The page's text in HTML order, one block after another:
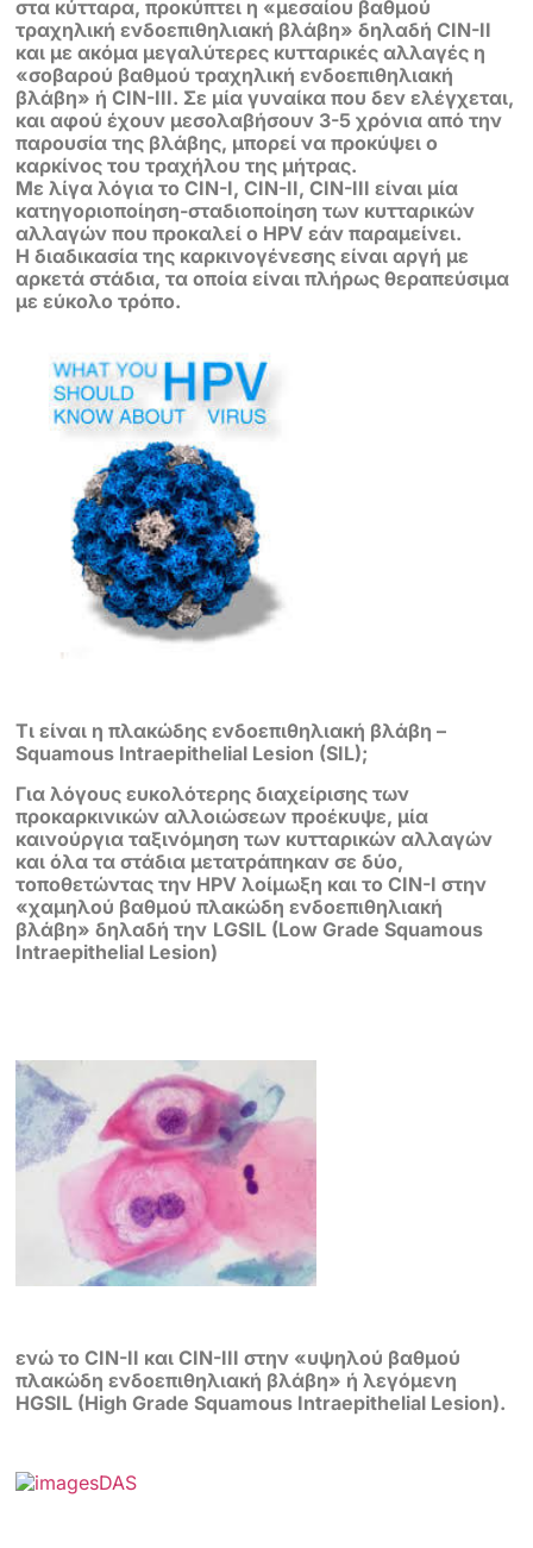
στα κύτταρα, προκύπτει η «μεσαίου βαθμού
τραχηλική ενδοεπιθηλιακή βλάβη» δηλαδή CIN-IΙ
και με ακόμα μεγαλύτερες κυτταρικές αλλαγές η
«σοβαρού βαθμού τραχηλική ενδοεπιθηλιακή
βλάβη» ή CIN-III. Σε μία γυναίκα που δεν ελέγχεται,
και αφού έχουν μεσολαβήσουν 3-5 χρόνια από την
παρουσία της βλάβης, μπορεί να προκύψει ο
καρκίνος του τραχήλου της μήτρας.
Με λίγα λόγια το CIN-I, CIN-II, CIN-III είναι μία
κατηγοριοποίηση-σταδιοποίηση των κυτταρικών
αλλαγών που προκαλεί ο HPV εάν παραμείνει.
Η διαδικασία της καρκινογένεσης είναι αργή με
αρκετά στάδια, τα οποία είναι πλήρως θεραπεύσιμα
με εύκολο τρόπο.
Τι είναι η πλακώδης ενδοεπιθηλιακή βλάβη –
Squamous Intraepithelial Lesion (SIL);
Για λόγους ευκολότερης διαχείρισης των
προκαρκινικών αλλοιώσεων προέκυψε, μία
καινούργια ταξινόμηση των κυτταρικών αλλαγών
και όλα τα στάδια μετατράπηκαν σε δύο,
τοποθετώντας την HPV λοίμωξη και το CIN-I στην
«χαμηλού βαθμού πλακώδη ενδοεπιθηλιακή
βλάβη» δηλαδή την LGSIL (Low Grade Squamous
Intraepithelial Lesion)
ενώ το CIN-II και CIN-III στην «υψηλού βαθμού
πλακώδη ενδοεπιθηλιακή βλάβη» ή λεγόμενη
HGSIL (High Grade Squamous Intraepithelial Lesion).